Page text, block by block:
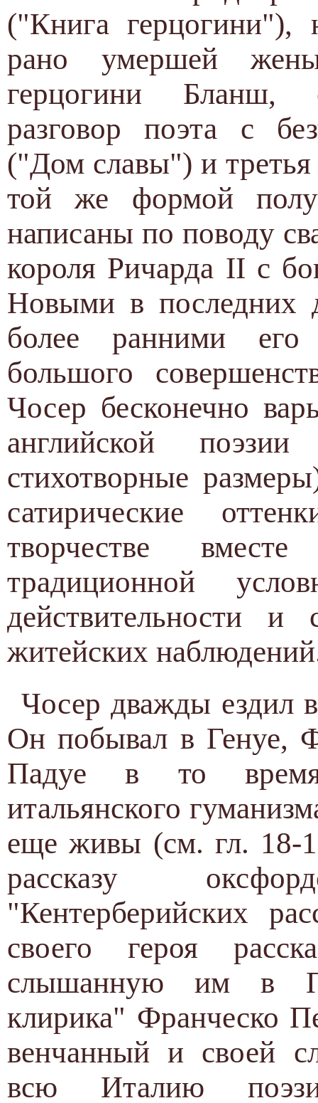
("Книга герцогини"),
рано умершей
герцогини Бланш,
разговор поэта с
("Дом славы") и
той же формой
написаны по поводу
короля Ричарда II с
Новыми в последних
более ранними его
большого
Чосер бесконечно
английской
стихотворные
сатирические
творчестве
традиционной
действительности
житейских
Чосер дважды ездил
Он побывал в Генуе,
Падуе в то время,
итальянского
еще живы (см. гл. 18-
рассказу
"Кентерберийских
своего героя
слышанную им в
клирика" Франческо
венчанный и своей
всю Италию